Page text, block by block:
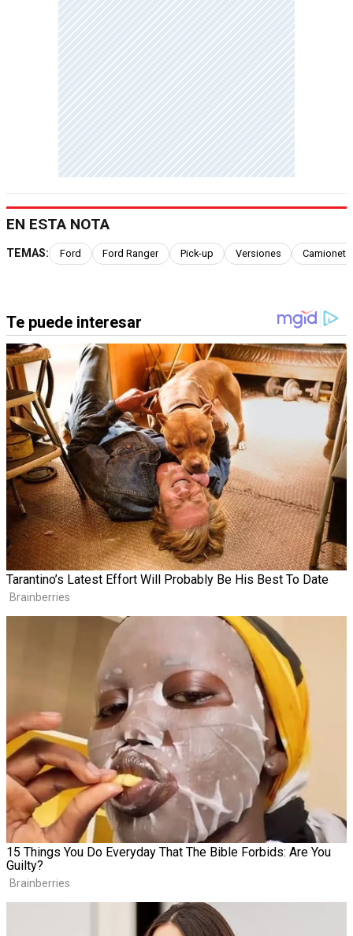
EN ESTA NOTA
TEMAS: Ford Ford Ranger Pick-up Versiones Camioneta